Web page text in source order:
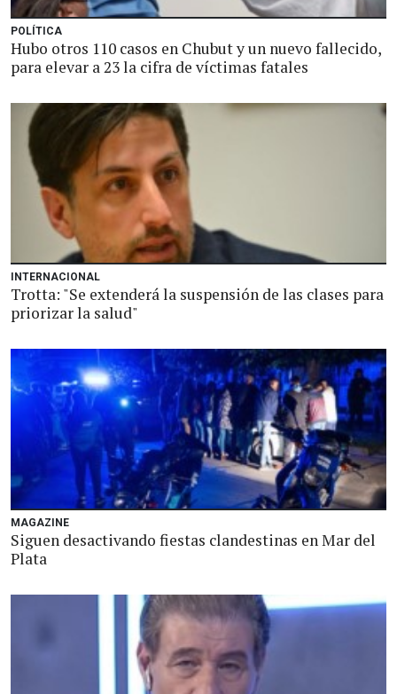
POLÍTICA
Hubo otros 110 casos en Chubut y un nuevo fallecido,
para elevar a 23 la cifra de víctimas fatales
INTERNACIONAL
Trotta: "Se extenderá la suspensión de las clases para
priorizar la salud"
MAGAZINE
Siguen desactivando fiestas clandestinas en Mar del
Plata